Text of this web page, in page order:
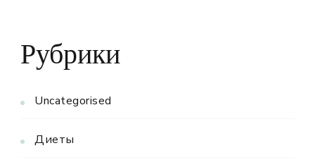
Рубрики
Uncategorised
Диеты